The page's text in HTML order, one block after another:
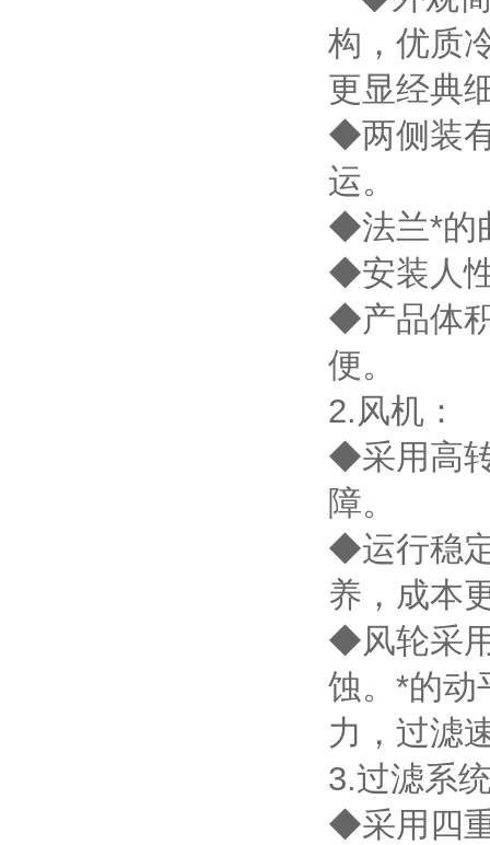
构，优质
更显经典
◆两侧装
运。
◆法兰*的
◆安装人
◆产品体
便。
2.风机：
◆采用高
障。
◆运行稳
养，成本
◆风轮采
蚀。*的动
力，过滤
3.过滤系
◆采用四